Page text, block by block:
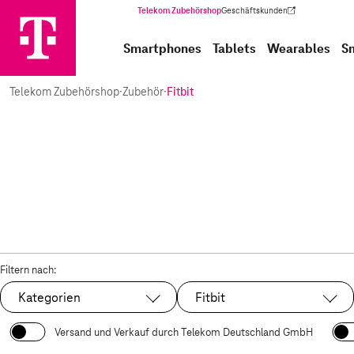
Telekom ZubehörshopGeschäftskunden
(Wird in einem neuen Tab geöffnet)
Smartphones Tablets Wearables
Telekom Zubehörshop·Zubehör·Fitbit
Filtern nach:
Kategorien Ausgewählt:
Fitbit
Versand und Verkauf durch Telekom Deutschland GmbH